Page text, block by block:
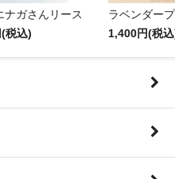
ナガさんリース
税込)
ラベンダー
1,400円(税